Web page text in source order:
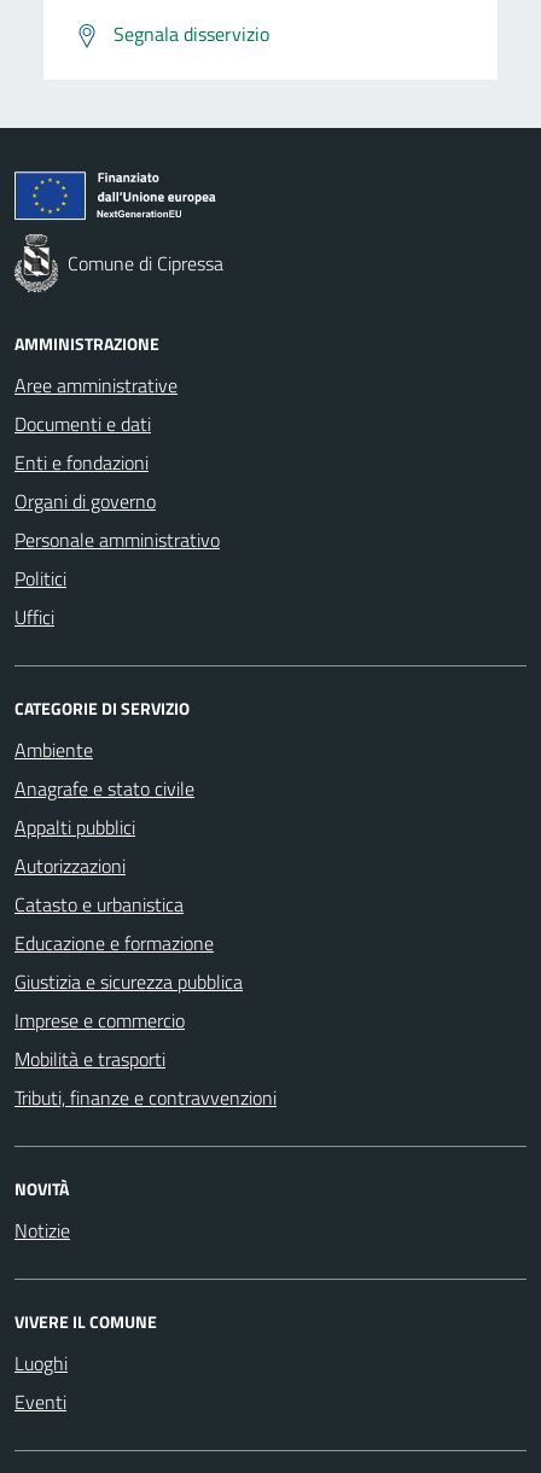
Segnala disservizio
Comune di Cipressa
AMMINISTRAZIONE
Aree amministrative
Documenti e dati
Enti e fondazioni
Organi di governo
Personale amministrativo
Politici
Uffici
CATEGORIE DI SERVIZIO
Ambiente
Anagrafe e stato civile
Appalti pubblici
Autorizzazioni
Catasto e urbanistica
Educazione e formazione
Giustizia e sicurezza pubblica
Imprese e commercio
Mobilità e trasporti
Tributi, finanze e contravvenzioni
NOVITÀ
Notizie
VIVERE IL COMUNE
Luoghi
Eventi